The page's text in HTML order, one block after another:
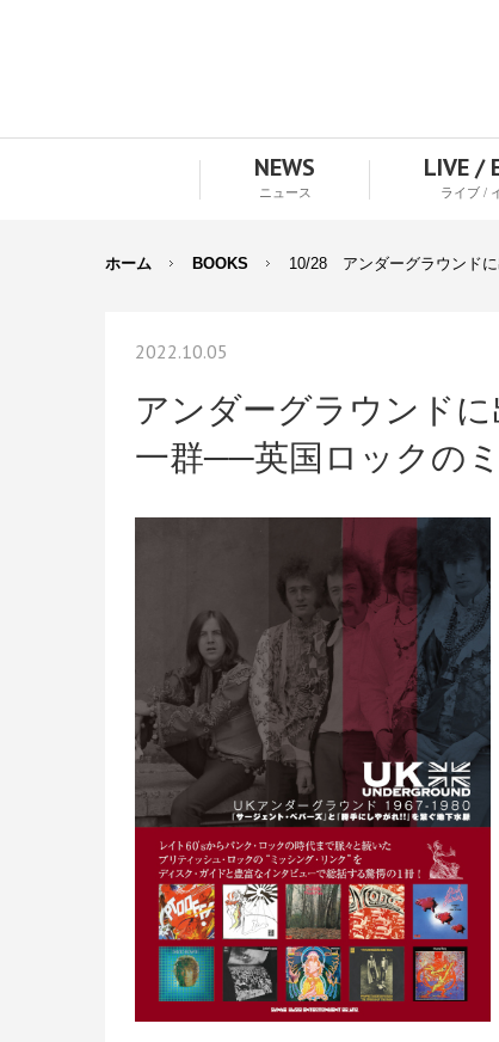
NEWS
ニュース
LIVE /
ライブ /
ホーム BOOKS 10/28 アンダーグラウンドに
2022.10.05
アンダーグラウンド
一群──英国ロックの